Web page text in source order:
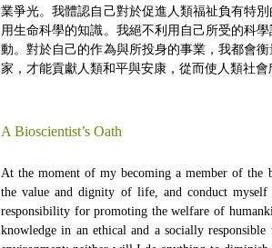
業爭光。我體認自己對於促進人類福祉負有特
用生命科學的知識。我絕不利用自己所受的科
動。對於自己的作為與所投身的事業，我都會
家，才能貢獻人類和平與安康，從而使人類社
A Bioscientist’s Oath
At the moment of my becoming a member of the
the value and dignity of life, and conduct
responsibility for promoting the welfare of
knowledge in an ethical and a socially